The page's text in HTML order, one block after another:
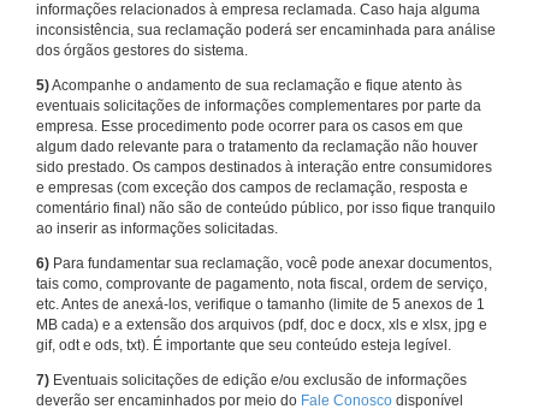
informações relacionados à empresa reclamada. Caso haja alguma
inconsistência, sua reclamação poderá ser encaminhada para análise
dos órgãos gestores do sistema.
5)Acompanhe o andamento de sua reclamação e fique atento às
eventuais solicitações de informações complementares por parte da
empresa. Esse procedimento pode ocorrer para os casos em que
algum dado relevante para o tratamento da reclamação não houver
sido prestado. Os campos destinados à interação entre consumidores
e empresas (com exceção dos campos de reclamação, resposta e
comentário final) não são de conteúdo público, por isso fique tranquilo
ao inserir as informações solicitadas.
6) Para fundamentar sua reclamação, você pode anexar documentos,
tais como, comprovante de pagamento, nota fiscal, ordem de serviço,
etc. Antes de anexá-los, verifique o tamanho (limite de 5 anexos de 1
MB cada) e a extensão dos arquivos (pdf, doc e docx, xls e xlsx, jpg e
gif, odt e ods, txt). É importante que seu conteúdo esteja legível.
7) Eventuais solicitações de edição e/ou exclusão de informações
deverão ser encaminhados por meio do Fale Conosco disponível